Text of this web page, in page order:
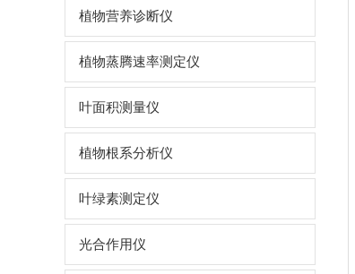
植物营养诊断仪
植物蒸腾速率测定仪
叶面积测量仪
植物根系分析仪
叶绿素测定仪
光合作用仪